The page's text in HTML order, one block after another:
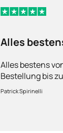
Alles
Alles bestens
Bestellung bis
Ware sorgfältig
schnelle
Patrick Spirinelli